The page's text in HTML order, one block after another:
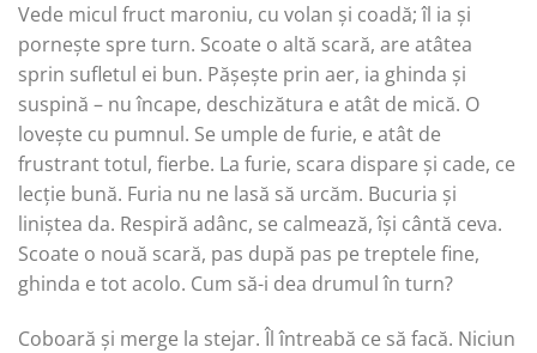
Vede micul fruct maroniu, cu volan și coadă; îl ia și
pornește spre turn. Scoate o altă scară, are atâtea
sprin sufletul ei bun. Pășește prin aer, ia ghinda și
suspină – nu încape, deschizătura e atât de mică. O
lovește cu pumnul. Se umple de furie, e atât de
frustrant totul, fierbe. La furie, scara dispare și cade, ce
lecție bună. Furia nu ne lasă să urcăm. Bucuria și
liniștea da. Respiră adânc, se calmează, își cântă ceva.
Scoate o nouă scară, pas după pas pe treptele fine,
ghinda e tot acolo. Cum să-i dea drumul în turn?
Coboară și merge la stejar. Îl întreabă ce să facă. Niciun